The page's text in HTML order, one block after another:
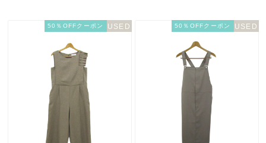
50％OFFクーポン 50％OFFクーポン